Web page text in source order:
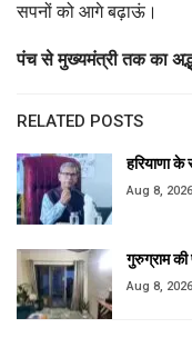
सपनों को आगे बढ़ाऊं।
पंच से मुख्यमंत्री तक का
RELATED POSTS
हरियाणा के
Aug 8, 2026
गुरुग्राम की
Aug 8, 2026